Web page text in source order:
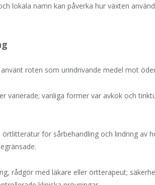
lokala namn kan påverka hur växten
roten som urindrivande medel mot
varierade; vanliga former var avkok och
örtlitteratur för sårbehandling och lindring av
rådgör med läkare eller örtterapeut;